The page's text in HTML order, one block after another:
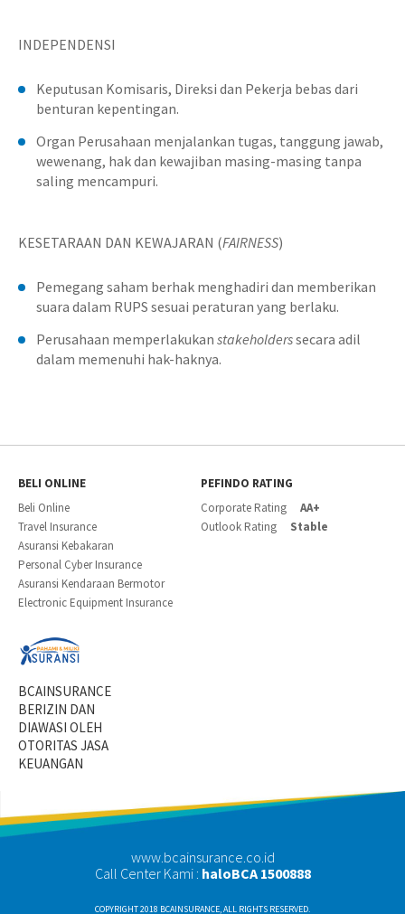
INDEPENDENSI
Keputusan Komisaris, Direksi dan Pekerja bebas dari
benturan kepentingan.
Organ Perusahaan menjalankan tugas, tanggung jawab,
wewenang, hak dan kewajiban masing-masing tanpa
saling mencampuri.
KESETARAAN DAN KEWAJARAN (FAIRNESS)
Pemegang saham berhak menghadiri dan memberikan
suara dalam RUPS sesuai peraturan yang berlaku.
Perusahaan memperlakukan stakeholderssecara adil
dalam memenuhi hak-haknya.
BELI ONLINE
Beli Online
Travel Insurance
Asuransi Kebakaran
Personal Cyber Insurance
Asuransi Kendaraan Bermotor
Electronic Equipment Insurance
PEFINDO RATING
Corporate Rating AA+
Outlook Rating Stable
BCAINSURANCE
BERIZIN DAN
DIAWASI OLEH
OTORITAS JASA
KEUANGAN
COPYRIGHT 2018 BCAINSURANCE, ALL RIGHTS RESERVED.
www.bcainsurance.co.id
Call Center Kami : haloBCA 1500888